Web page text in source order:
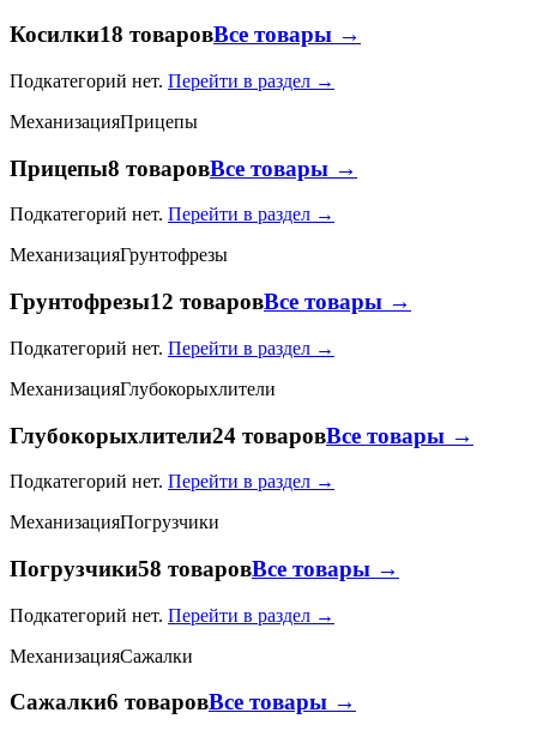
Косилки18 товаровВсе товары →
Подкатегорий нет. Перейти в раздел →
МеханизацияПрицепы
Прицепы8 товаровВсе товары →
Подкатегорий нет. Перейти в раздел →
МеханизацияГрунтофрезы
Грунтофрезы12 товаровВсе товары →
Подкатегорий нет. Перейти в раздел →
МеханизацияГлубокорыхлители
Глубокорыхлители24 товаровВсе товары →
Подкатегорий нет. Перейти в раздел →
МеханизацияПогрузчики
Погрузчики58 товаровВсе товары →
Подкатегорий нет. Перейти в раздел →
МеханизацияСажалки
Сажалки6 товаровВсе товары →